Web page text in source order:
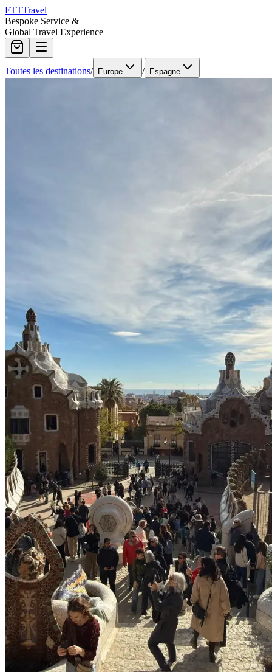
FTTTravel
Bespoke Service &
Global Travel Experience
Toutes les destinations/ Europe / Espagne